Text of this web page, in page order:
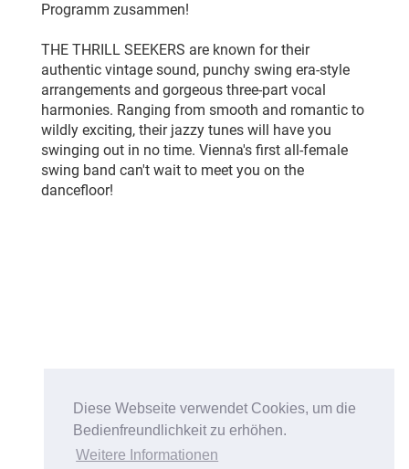
Diese Webseite verwendet Cookies, um die
Bedienfreundlichkeit zu erhöhen.
Weitere Informationen
Programm zusammen!
THE THRILL SEEKERS are known for their
authentic vintage sound, punchy swing era-style
arrangements and gorgeous three-part vocal
harmonies. Ranging from smooth and romantic to
wildly exciting, their jazzy tunes will have you
swinging out in no time. Vienna's first all-female
swing band can't wait to meet you on the
dancefloor!